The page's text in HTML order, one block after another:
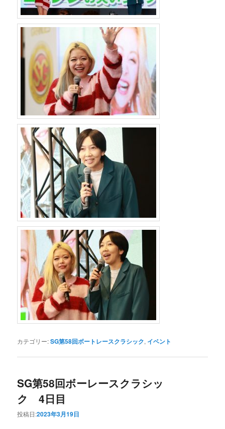
カテゴリー:SG第58回ボートレースクラシック, イベント
SG第58回ボーレースクラシッ
ク 4日目
投稿日:2023年3月19日